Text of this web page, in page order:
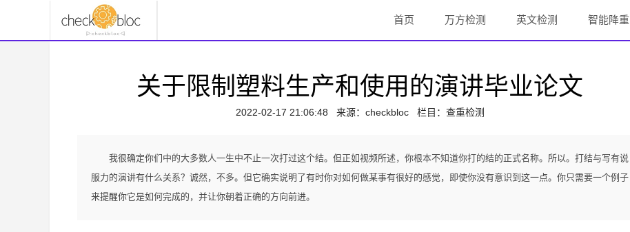
首页 万方检测 英文检测 智能降重
关于限制塑料生产和使用的演讲毕业论文
2022-02-17 21:06:48 来源： checkbloc栏目：查重检测
我很确定你们中的大多数人一生中不止一次打过这个结。但正如视频所述，你根本不知道你打的结的正式名称。所以。打结与写有说
服力的演讲有什么关系？诚然，不多。但它确实说明了有时你对如何做某事有很好的感觉，即使你没有意识到这一点。你只需要一个例子
来提醒你它是如何完成的，并让你朝着正确的方向前进。